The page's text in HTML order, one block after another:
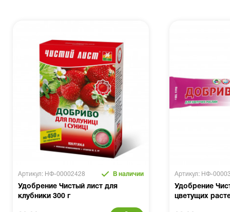
Артикул: НФ-00002428 В наличии
Удобрение Чистый лист для
клубники 300 г
Артикул: НФ-
Удобрение
цветущих